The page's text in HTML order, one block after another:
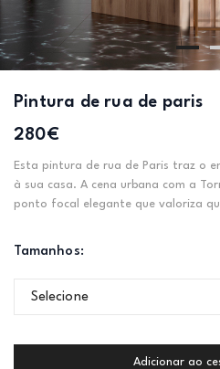
Pintura de rua de paris
280€
Esta pintura de rua de Paris traz o
à sua casa. A cena urbana com a
ponto focal elegante que valoriza
Tamanhos:
Selecione
Adicionar ao